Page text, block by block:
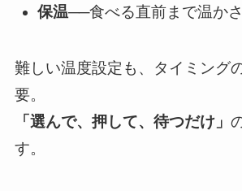
保温──食べる直前まで温か
難しい温度設定も、タイミング
要。
「選んで、押して、待つだけ」
す。